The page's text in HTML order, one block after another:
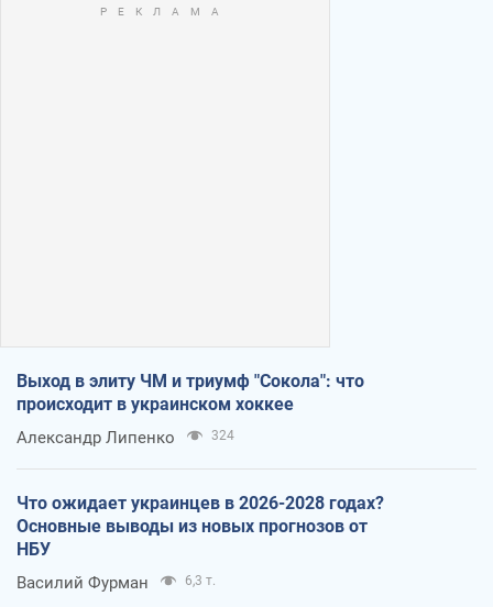
Выход в элиту ЧМ и триумф "Сокола": что
происходит в украинском хоккее
Александр Липенко 324
Что ожидает украинцев в 2026-2028 годах?
Основные выводы из новых прогнозов от
НБУ
Василий Фурман 6,3 т.